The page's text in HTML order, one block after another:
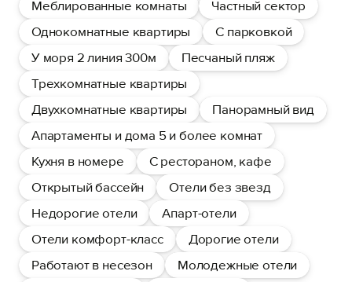
Меблированные комнаты
Частный сектор
Однокомнатные квартиры
С парковкой
У моря 2 линия 300м
Песчаный пляж
Трехкомнатные квартиры
Двухкомнатные квартиры
Панорамный вид
Апартаменты и дома 5 и более комнат
Кухня в номере
С рестораном, кафе
Открытый бассейн
Отели без звезд
Недорогие отели
Апарт-отели
Отели комфорт-класс
Дорогие отели
Работают в несезон
Молодежные отели